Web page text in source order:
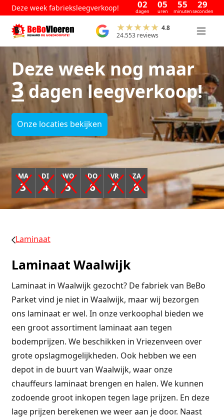
Deze week fabrieksleegverkoop! 02
dagen
05
uren
55
minuten
28
seconden
4.8
24.553 reviews
Deze week nog maar
3dagen leegverkoop!
Onze locaties bekijken
MA
3
DI
4
WO
5
DO
6
VR
7
ZA
8
Laminaat
Laminaat Waalwijk
Laminaat in Waalwijk gezocht? De fabriek van BeBo
Parket vind je niet in Waalwijk, maar wij bezorgen
ons laminaat er wel. In onze verkoophal bieden we
een groot assortiment laminaat aan tegen
bodemprijzen. We beschikken in Vriezenveen over
grote opslagmogelijkheden. Ook hebben we een
depot in de buurt van Waalwijk, waar onze
chauffeurs laminaat brengen en halen. We kunnen
zodoende groot inkopen tegen lage prijzen. En deze
lage prijzen berekenen we weer aan je door. Naast